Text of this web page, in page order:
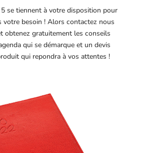
se tiennent à votre disposition pour
votre besoin ! Alors contactez nous
obtenez gratuitement les conseils
qui se démarque et un devis
qui repondra à vos attentes !